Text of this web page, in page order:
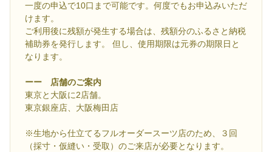
一度の申込で10口まで可能です。何度でもお申込みいただ
けます。
ご利用後に残額が発生する場合は、残額分のふるさと納税
補助券を発行します。 但し、使用期限は元券の期限日と
なります。
ーー 店舗のご案内
東京と大阪に2店舗。
東京銀座店、大阪梅田店
※生地から仕立てるフルオーダースーツ店のため、３回
（採寸・仮縫い・受取）のご来店が必要となります。